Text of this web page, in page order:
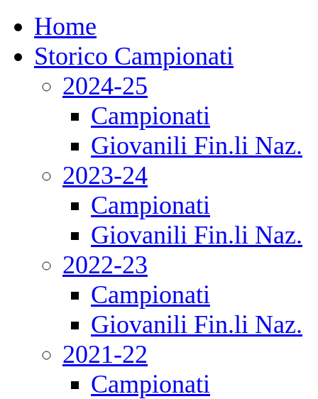
Home
Storico Campionati
2024-25
Campionati
Giovanili Fin.li Naz.
2023-24
Campionati
Giovanili Fin.li Naz.
2022-23
Campionati
Giovanili Fin.li Naz.
2021-22
Campionati